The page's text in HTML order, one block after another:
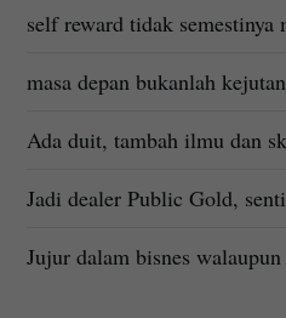
self reward tidak semestinya
masa depan bukanlah kejutan
Ada duit, tambah ilmu dan
Jadi dealer Public Gold,
Jujur dalam bisnes